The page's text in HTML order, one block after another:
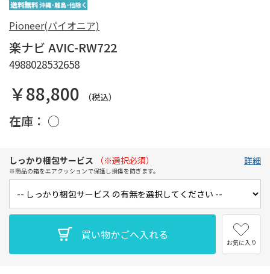
Pioneer(パイオニア)
楽ナビ AVIC-RW722
4988028532658
￥88,800 （税込）
在庫： ○
しっかり梱包サービス （※選択必須）
※商品の箱をエアクッションで保護し損傷を防ぎます。
詳細
お気に入り